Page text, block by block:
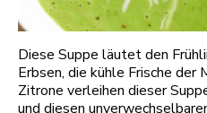
Diese Suppe läutet den
Erbsen, die kühle Frische der
Zitrone verleihen dieser
und diesen